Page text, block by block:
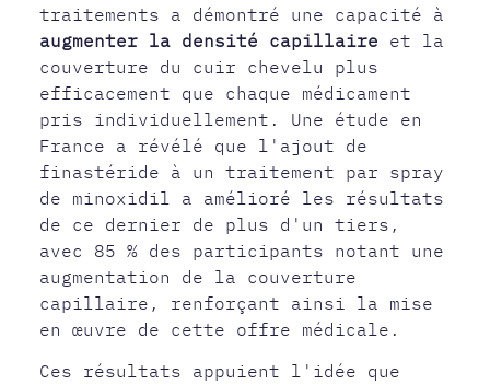
traitements a démontré une capacité à
augmenter la densité capillaire et la
couverture du cuir chevelu plus
efficacement que chaque médicament
pris individuellement. Une étude en
France a révélé que l'ajout de
finastéride à un traitement par spray
de minoxidil a amélioré les résultats
de ce dernier de plus d'un tiers,
avec 85 % des participants notant une
augmentation de la couverture
capillaire, renforçant ainsi la mise
en œuvre de cette offre médicale.
Ces résultats appuient l'idée que